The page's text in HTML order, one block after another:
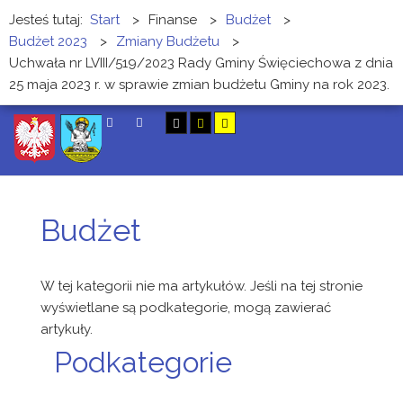
Jesteś tutaj: Start > Finanse > Budżet
>
Budżet 2023
> Zmiany Budżetu
>
Uchwała nr LVIII/519/2023 Rady Gminy Święciechowa z dnia
25 maja 2023 r. w sprawie zmian budżetu Gminy na rok 2023.
Budżet
W tej kategorii nie ma artykułów. Jeśli na tej stronie
wyświetlane są podkategorie, mogą zawierać
artykuły.
Podkategorie